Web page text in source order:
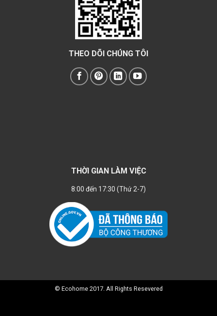
THEO DÕI CHÚNG TÔI
THỜI GIAN LÀM VIỆC
8:00 đến 17:30 (Thứ 2-7)
© Ecohome 2017. All Rights Resevered